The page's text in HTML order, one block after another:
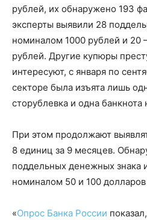
рублей, их обнаружено 193
эксперты выявили 28
номиналом 1000 рублей и
рублей. Другие купюры
интересуют, с января по
секторе была изъята лишь
сторублевка и одна
При этом продолжают
8 единиц за 9 месяцев.
поддельных денежных знака
номиналом 50 и 100
«Опрос Банка России